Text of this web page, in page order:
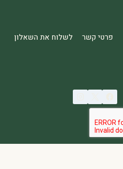
פרטי קשר לשלוח את השאלון
© 2026 spa2000